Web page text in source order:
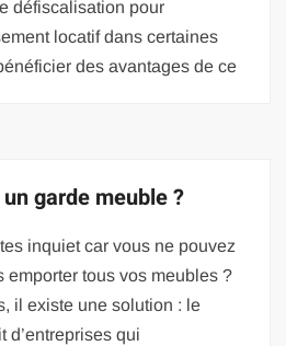
défiscalisation pour
locatif dans certaines
des avantages de ce
garde meuble ?
inquiet car vous ne pouvez
emporter tous vos meubles ?
il existe une solution : le
d’entreprises qui